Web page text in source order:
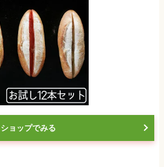
ショップでみる